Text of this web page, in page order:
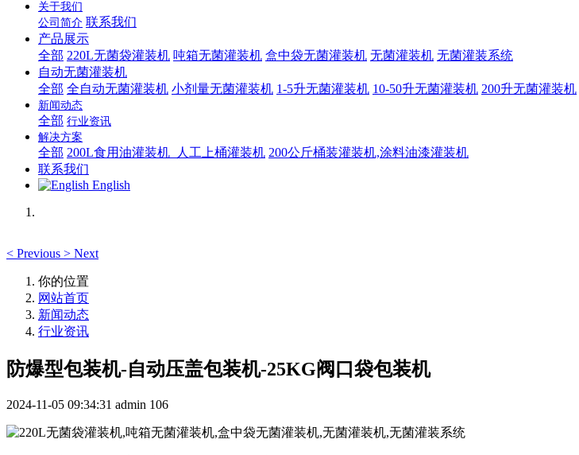
关于我们
公司简介 联系我们
产品展示
全部 220L无菌袋灌装机 吨箱无菌灌装机 盒中袋无菌灌装机 无菌灌装机 无菌灌装系统
自动无菌灌装机
全部 全自动无菌灌装机 小剂量无菌灌装机 1-5升无菌灌装机 10-50升无菌灌装机 200升无菌灌装机
新闻动态
全部 行业资讯
解决方案
全部 200L食用油灌装机_人工上桶灌装机 200公斤桶装灌装机,涂料油漆灌装机
联系我们
English
< Previous > Next
你的位置
网站首页
新闻动态
行业资讯
防爆型包装机-自动压盖包装机-25KG阀口袋包装机
2024-11-05 09:34:31 admin 106